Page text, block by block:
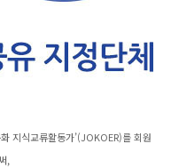
지식교류활동가’(JOKOER)를 회원
,